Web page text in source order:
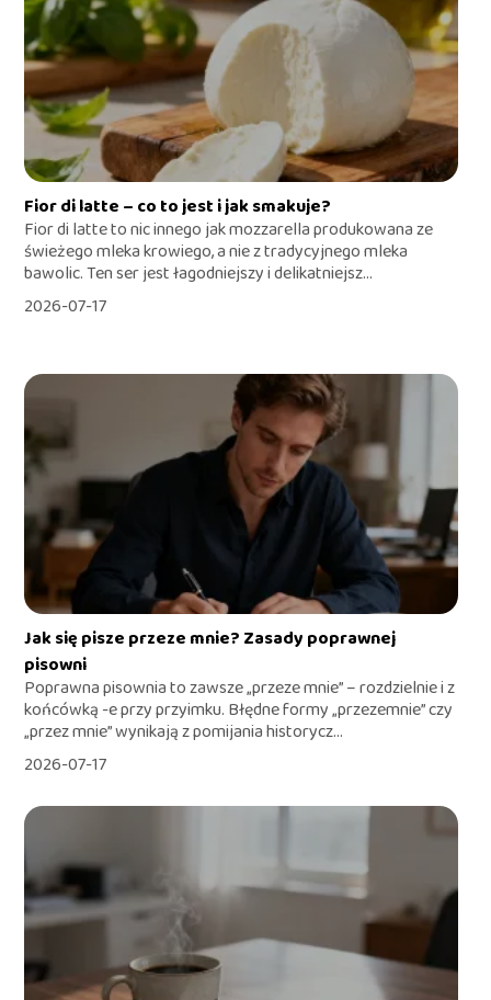
Fior di latte – co to jest i jak smakuje?
Fior di latte to nic innego jak mozzarella produkowana ze
świeżego mleka krowiego, a nie z tradycyjnego mleka
bawolic. Ten ser jest łagodniejszy i delikatniejsz...
2026-07-17
Jak się pisze przeze mnie? Zasady poprawnej
pisowni
Poprawna pisownia to zawsze „przeze mnie” – rozdzielnie i z
końcówką -e przy przyimku. Błędne formy „przezemnie” czy
„przez mnie” wynikają z pomijania historycz...
2026-07-17